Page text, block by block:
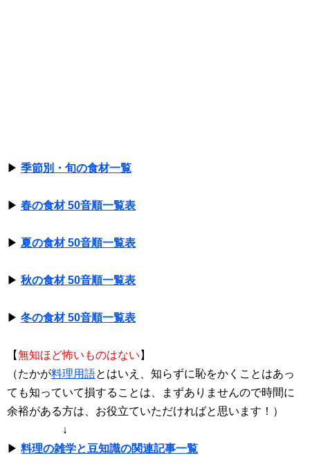
▶ 季節別・旬の食材一覧
▶ 春の食材 50音順一覧表
▶ 夏の食材 50音順一覧表
▶ 秋の食材 50音順一覧表
▶ 冬の食材 50音順一覧表
【無知ほど怖いものはない 】
（たかが料理用語とはいえ、知らずに恥をかくことはあっ
ても知っていて損することは、まずありませんので時間に
余裕がある方は、お役立ていただければと思います！）
↓
▶ 料理の雑学と豆知識の関連記事一覧